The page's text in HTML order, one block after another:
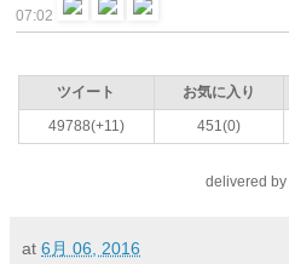
07:02
ツイート お気に入り
49788(+11)
451(0)
delivered by
at 6月 06, 2016